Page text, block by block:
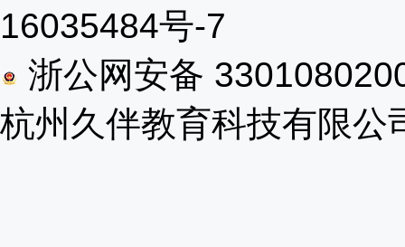
16035484号-7
浙公网安备
杭州久伴教育科技有限公